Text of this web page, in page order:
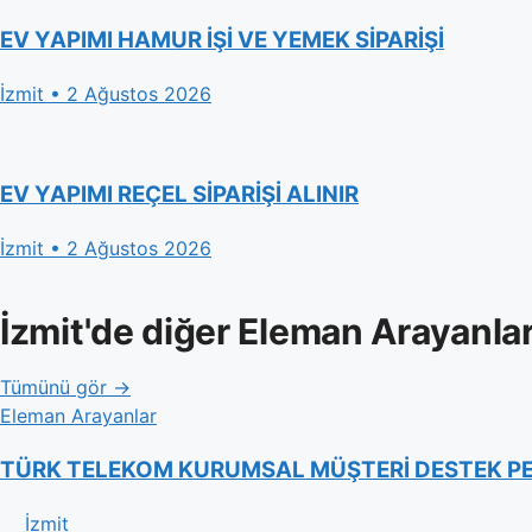
EV YAPIMI HAMUR İŞİ VE YEMEK SİPARİŞİ
İzmit • 2 Ağustos 2026
EV YAPIMI REÇEL SİPARİŞİ ALINIR
İzmit • 2 Ağustos 2026
İzmit'de diğer Eleman
Tümünü gör →
Eleman Arayanlar
TÜRK TELEKOM KURUMSAL MÜŞTERİ DESTEK
İzmit